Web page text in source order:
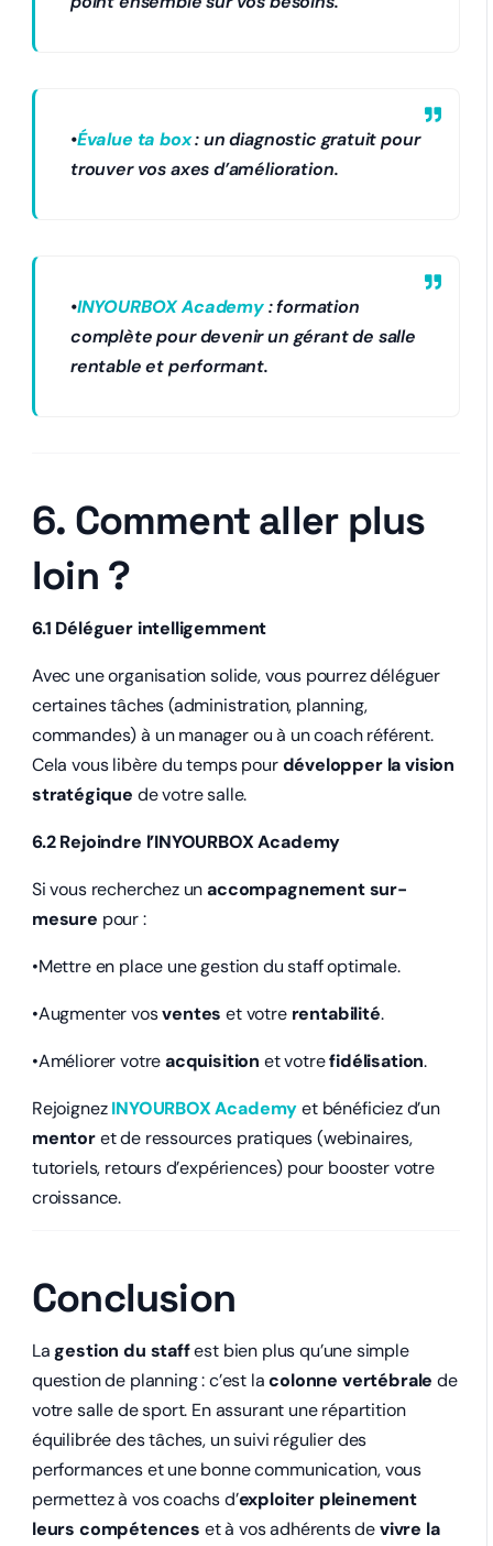
•Évalue ta box: un diagnostic gratuit pour
trouver vos axes d’amélioration.
•INYOURBOX Academy: formation
complète pour devenir un gérant de salle
rentable et performant.
6. Comment aller plus
loin ?
6.1 Déléguer intelligemment
Avec une organisation solide, vous pourrez déléguer
certaines tâches (administration, planning,
commandes) à un manager ou à un coach référent.
Cela vous libère du temps pourdévelopper la vision
stratégique de votre salle.
6.2 Rejoindre l’INYOURBOX Academy
Si vous recherchez unaccompagnement sur-
mesure pour :
•Mettre en place une gestion du staff optimale.
•Augmenter vosventes et votre rentabilité.
•Améliorer votreacquisition et votrefidélisation.
RejoignezINYOURBOX Academyet bénéficiez d’un
mentoret de ressources pratiques (webinaires,
tutoriels, retours d’expériences) pour booster votre
croissance.
Conclusion
Lagestion du staffest bien plus qu’une simple
question de planning : c’est lacolonne vertébrale de
votre salle de sport. En assurant une répartition
équilibrée des tâches, un suivi régulier des
performances et une bonne communication, vous
permettez à vos coachs d’exploiter pleinement
leurs compétences et à vos adhérents devivre la